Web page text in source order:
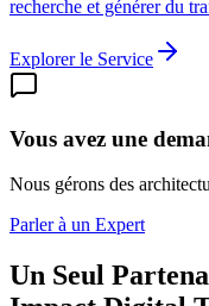
recherche et générer du
Explorer le Service
Vous avez une
Nous gérons des
Parler à un Expert
Un Seul